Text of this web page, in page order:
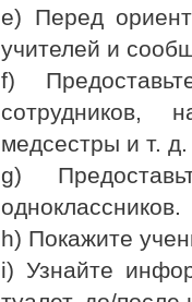
e) Перед
учителей и
f)
сотрудников,
медсестры и т. д.
g)
одноклассников.
h) Покажите
i) Узнайте